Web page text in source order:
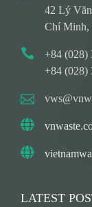
42 Lý
Chí Minh,
+84 (028)
+84 (028)
LATEST